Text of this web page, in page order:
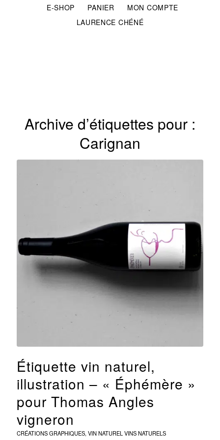
E-SHOP PANIER
MON COMPTE
LAURENCE CHÉNÉ
Archive d’étiquettes pour :
Carignan
Étiquette vin naturel,
illustration – « Éphémère »
pour Thomas Angles
vigneron
CRÉATIONS GRAPHIQUES, VIN NATUREL VINS NATURELS